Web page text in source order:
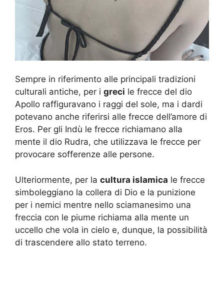
Sempre in riferimento alle principali tradizioni
culturali antiche, per i greci le frecce del dio
Apollo raffiguravano i raggi del sole, ma i dardi
potevano anche riferirsi alle frecce dell’amore di
Eros. Per gli Indù le frecce richiamano alla
mente il dio Rudra, che utilizzava le frecce per
provocare sofferenze alle persone.
Ulteriormente, per la cultura islamica le frecce
simboleggiano la collera di Dio e la punizione
per i nemici mentre nello sciamanesimo una
freccia con le piume richiama alla mente un
uccello che vola in cielo e, dunque, la possibilità
di trascendere allo stato terreno.